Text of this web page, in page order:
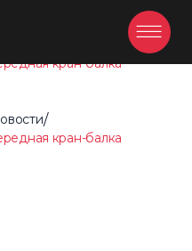
кран-балка
/
кран-балка